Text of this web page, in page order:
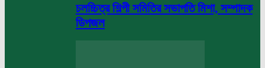
চলচ্চিত্র শিল্পী সমিতির সভাপতি মিশা, সম্পাদক
ডিপজল